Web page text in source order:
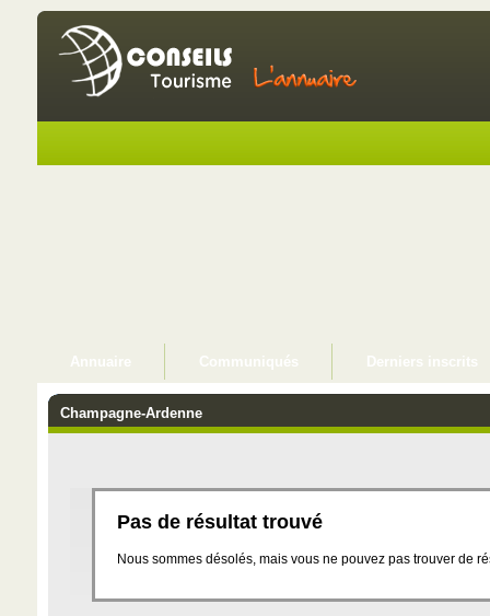
Annuaire Communiqués Derniers inscrits
Champagne-Ardenne
Pas de résultat trouvé
Nous sommes désolés, mais vous ne pouvez pas trouver de